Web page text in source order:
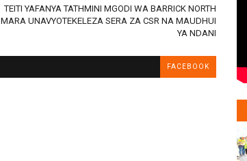
TEITI YAFANYA TATHMINI MGODI WA BARRICK NORTH
MARA UNAVYOTEKELEZA SERA ZA CSR NA MAUDHUI
YA NDANI
FACEBOOK